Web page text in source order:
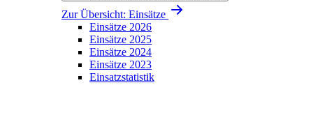
Zur Übersicht: Einsätze
Einsätze 2026
Einsätze 2025
Einsätze 2024
Einsätze 2023
Einsatzstatistik